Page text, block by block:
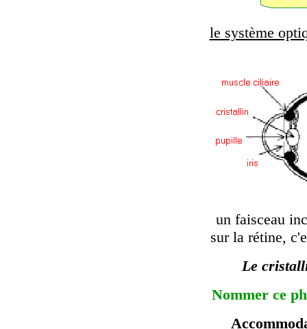
le système
un faisceau
sur la rétine,
Le
Nommer ce